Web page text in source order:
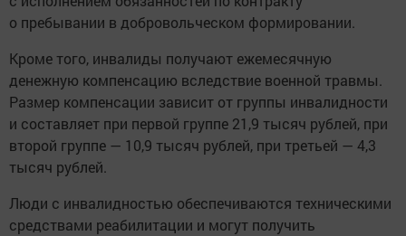
о пребывании в добровольческом формировании.
Кроме того, инвалиды получают ежемесячную
денежную компенсацию вследствие военной травмы.
Размер компенсации зависит от группы инвалидности
и составляет при первой группе 21,9 тысяч рублей, при
второй группе — 10,9 тысяч рублей, при третьей — 4,3
тысяч рублей.
Люди с инвалидностью обеспечиваются техническими
средствами реабилитации и могут получить